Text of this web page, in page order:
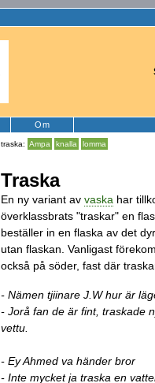
Om
traska: Ampa knalla lomma
Traska
En ny variant av vaska har
överklassbrats "traskar" en
beställer in en flaska av det
utan flaskan. Vanligast
också på söder, fast där
- Nämen tjiinare J.W hur är
- Jorå fan de är fint, traskade
vettu.
- Ey Ahmed va händer bror
- Inte mycket ja traska en